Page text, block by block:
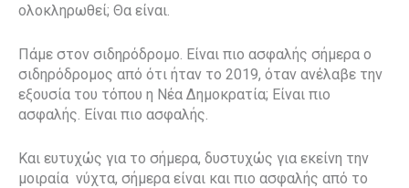
ολοκληρωθεί; Θα είναι.
Πάμε στον σιδηρόδρομο. Είναι πιο ασφαλής σήμερα ο
σιδηρόδρομος από ότι ήταν το 2019, όταν ανέλαβε την
εξουσία του τόπου η Νέα Δημοκρατία; Είναι πιο
ασφαλής. Είναι πιο ασφαλής.
Και ευτυχώς για το σήμερα, δυστυχώς για εκείνη την
μοιραία νύχτα, σήμερα είναι και πιο ασφαλής από το